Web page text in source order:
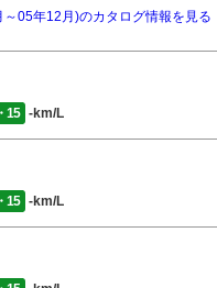
～05年12月)のカタログ情報を見る
15 -km/L
15 -km/L